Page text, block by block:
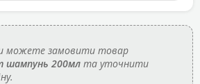
можете замовити товар
шампунь 200мл та уточнити